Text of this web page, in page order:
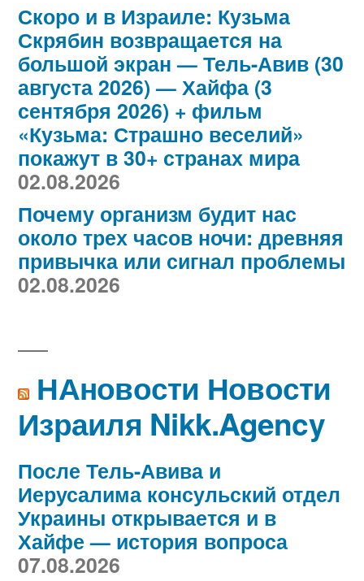
Скоро и в Израиле: Кузьма
Скрябин возвращается на
большой экран — Тель-Авив (30
августа 2026) — Хайфа (3
сентября 2026) + фильм
«Кузьма: Страшно веселий»
покажут в 30+ странах мира
02.08.2026
Почему организм будит нас
около трех часов ночи: древняя
привычка или сигнал проблемы
02.08.2026
НАновости Новости
Израиля Nikk.Agency
После Тель-Авива и
Иерусалима консульский отдел
Украины открывается и в
Хайфе — история вопроса
07.08.2026